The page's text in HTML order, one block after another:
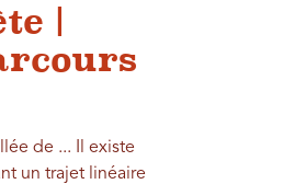
|
de ... Il existe
un trajet linéaire